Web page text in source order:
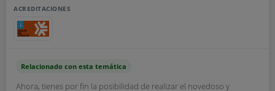
ACREDITACIONES
Relacionado con esta temática
Ahora, tienes por fin la posibilidad de realizar el novedoso y